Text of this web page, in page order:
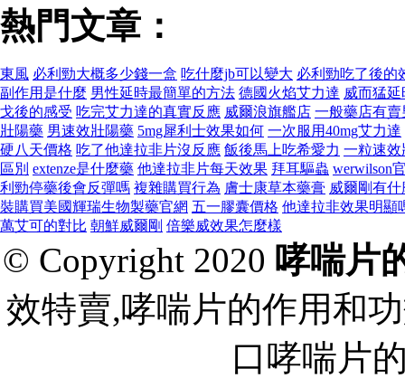
熱門文章：
東風 必利勁大概多少錢一盒 吃什麼jb可以變大 必利勁吃了後的
副作用是什麼 男性延時最簡單的方法 德國火焰艾力達 威而猛
戈後的感受 吃完艾力達的真實反應 威爾浪旗艦店 一般藥店有
壯陽藥 男速效壯陽藥 5mg犀利士效果如何 一次服用40mg艾力達
硬八天價格 吃了他達拉非片沒反應 飯後馬上吃希愛力 一粒速效
區別 extenze是什麼藥 他達拉非片每天效果 拜耳驅蟲 werwilson
利勁停藥後會反彈嗎 複雜購買行為 膚士康草本藥膏 威爾剛有
裝購買美國輝瑞生物製藥官網 五一膠囊價格 他達拉非效果明顯
萬艾可的對比 朝鮮威爾剛 倍樂威效果怎麼樣
© Copyright 2020 哮喘片
效特賣,哮喘片的作用和
口哮喘片